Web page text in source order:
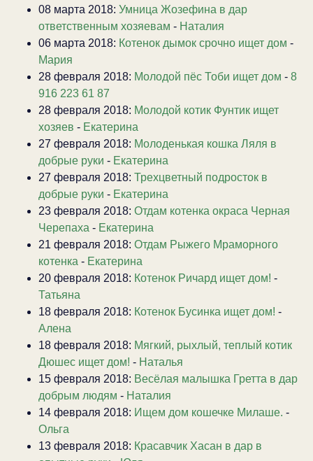
08 марта 2018: Умница Жозефина в дар
ответственным хозяевам - Наталия
06 марта 2018: Котенок дымок срочно ищет дом -
Мария
28 февраля 2018: Молодой пёс Тоби ищет дом - 8
916 223 61 87
28 февраля 2018: Молодой котик Фунтик ищет
хозяев - Екатерина
27 февраля 2018: Молоденькая кошка Ляля в
добрые руки - Екатерина
27 февраля 2018: Трехцветный подросток в
добрые руки - Екатерина
23 февраля 2018: Отдам котенка окраса Черная
Черепаха - Екатерина
21 февраля 2018: Отдам Рыжего Мраморного
котенка - Екатерина
20 февраля 2018: Котенок Ричард ищет дом! -
Татьяна
18 февраля 2018: Котенок Бусинка ищет дом! -
Алена
18 февраля 2018: Мягкий, рыхлый, теплый котик
Дюшес ищет дом! - Наталья
15 февраля 2018: Весёлая малышка Гретта в дар
добрым людям - Наталия
14 февраля 2018: Ищем дом кошечке Милаше. -
Ольга
13 февраля 2018: Красавчик Хасан в дар в